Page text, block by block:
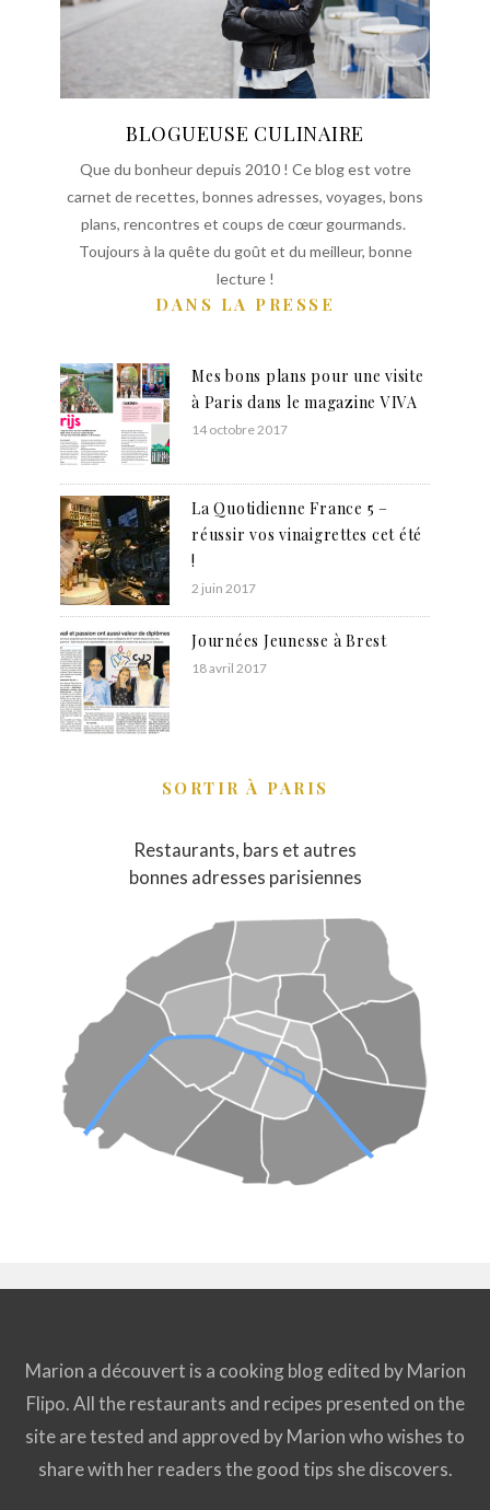
BLOGUEUSE CULINAIRE
Que du bonheur depuis 2010 ! Ce blog est votre
carnet de recettes, bonnes adresses, voyages, bons
plans, rencontres et coups de cœur gourmands.
Toujours à la quête du goût et du meilleur, bonne
lecture !
DANS LA PRESSE
Mes bons plans pour une visite
à Paris dans le magazine VIVA
14 octobre 2017
La Quotidienne France 5 –
réussir vos vinaigrettes cet été
!
2 juin 2017
Journées Jeunesse à Brest
18 avril 2017
SORTIR À PARIS
Restaurants, bars et autres
bonnes adresses parisiennes
Marion a découvert is a cooking blog edited by Marion
Flipo. All the restaurants and recipes presented on the
site are tested and approved by Marion who wishes to
share with her readers the good tips she discovers.